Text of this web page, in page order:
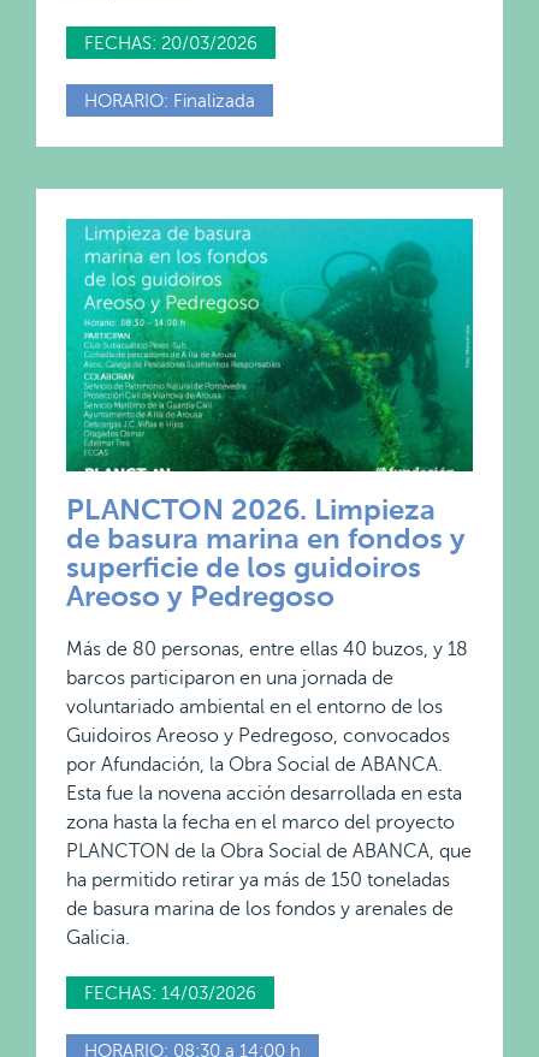
FECHAS: 20/03/2026
HORARIO: Finalizada
PLANCTON 2026. Limpieza
de basura marina en fondos y
superficie de los guidoiros
Areoso y Pedregoso
Más de 80 personas, entre ellas 40 buzos, y 18
barcos participaron en una jornada de
voluntariado ambiental en el entorno de los
Guidoiros Areoso y Pedregoso, convocados
por Afundación, la Obra Social de ABANCA.
Esta fue la novena acción desarrollada en esta
zona hasta la fecha en el marco del proyecto
PLANCTON de la Obra Social de ABANCA, que
ha permitido retirar ya más de 150 toneladas
de basura marina de los fondos y arenales de
Galicia.
FECHAS: 14/03/2026
HORARIO: 08:30 a 14:00 h